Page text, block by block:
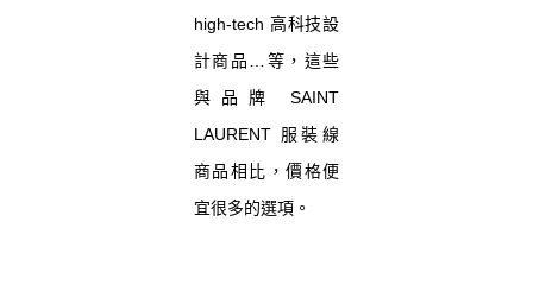
high-tech 高科技設
計商品…等，這些
與品牌 SAINT
LAURENT 服裝線
商品相比，價格便
宜很多的選項。